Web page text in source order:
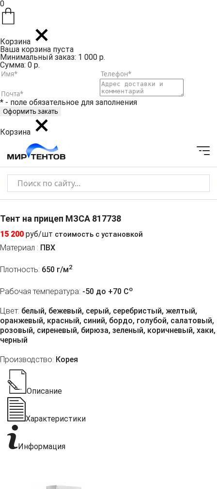
0
Корзина
Ваша корзина пуста
Минимальный заказ: 1 000 р.
Сумма: 0 р.
* - поле обязательное для заполнения
Корзина
Тент на прицеп МЗСА 817738
15 200 руб/шт стоимость с установкой
Материал : ПВХ
Плотность: 650 г/м2
Рабочая температура: -50 до +70 Co
Цвет: белый, бежевый, серый, серебристый, желтый,
оранжевый, красный, синий, бордо, голубой, салатовый,
розовый, сиреневый, бирюза, зеленый, коричневый, хаки,
черный
Производство: Корея
Описание
Характеристики
Информация